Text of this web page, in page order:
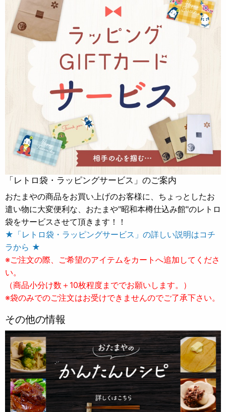
「レトロ袋・ラッピングサービス」のご案内
おたまやの商品をお買い上げのお客様に、ちょっとしたお
遣い物に大変便利な、おたまや"昭和本樽仕込み館"のレトロ
袋をサービスさせて頂きます！！
★「レトロ袋・ラッピングサービス」の詳しい説明はコチ
ラから ★
※ご注文の際、ご希望のアイテムをカートへ追加してくださ
い。
（商品小分け数＋10枚程度まででお願いします。）
※袋のみでのご注文はお受けできませんのでご了承下さい。
その他の情報